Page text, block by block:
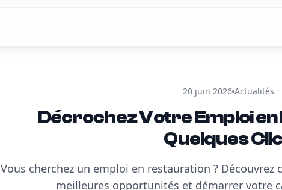
20 juin 2026 Actualités
Décrochez Votre Emploi
Quelques
Vous cherchez un emploi en restauration ?
meilleures opportunités et démarrer votre